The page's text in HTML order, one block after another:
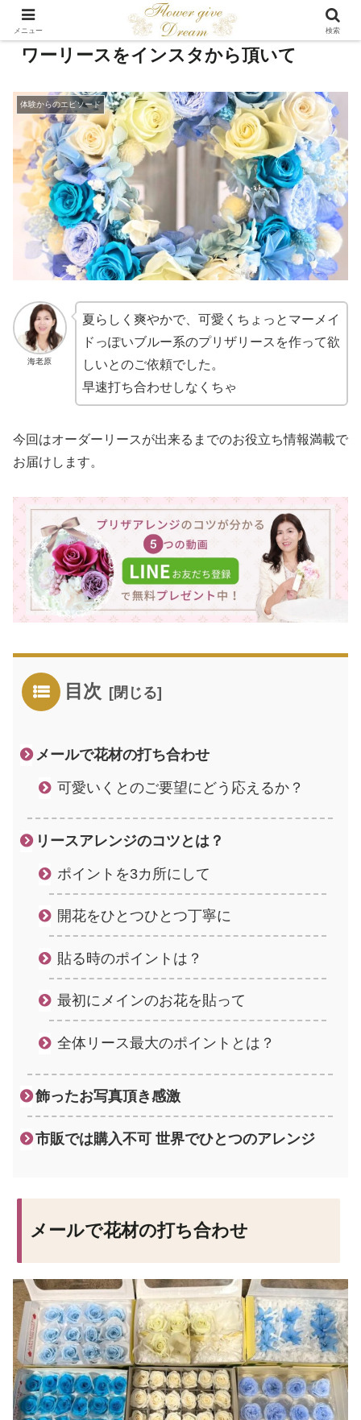
嬉しい注文 オールプリザーブドフラ
ワーリースをインスタから頂いて
体験からのエピソード
海老原
夏らしく爽やかで、可愛くちょっとマーメイ
ドっぽいブルー系のプリザリースを作って欲
しいとのご依頼でした。
早速打ち合わせしなくちゃ
今回はオーダーリースが出来るまでのお役立ち情報満載で
お届けします。
目次
メールで花材の打ち合わせ
可愛いくとのご要望にどう応えるか？
リースアレンジのコツとは？
ポイントを3カ所にして
開花をひとつひとつ丁寧に
貼る時のポイントは？
最初にメインのお花を貼って
全体リース最大のポイントとは？
飾ったお写真頂き感激
市販では購入不可 世界でひとつのアレンジ
メールで花材の打ち合わせ
メニュー 検索